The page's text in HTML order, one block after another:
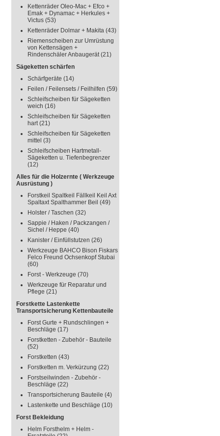
Kettenräder Oleo-Mac + Efco +
Emak + Dynamac + Herkules +
Victus (53)
Kettenräder Dolmar + Makita (43)
Riemenscheiben zur Umrüstung
von Kettensägen +
Rindenschäler Anbaugerät(21)
Sägeketten schärfen
Schärfgeräte (14)
Feilen / Feilensets / Feilhilfen (59)
Schleifscheiben für Sägeketten
weich (16)
Schleifscheiben für Sägeketten
hart(21)
Schleifscheiben für Sägeketten
mittel (3)
Schleifscheiben Hartmetall-
Sägeketten u. Tiefenbegrenzer
(12)
Alles für die Holzernte ( Werkzeuge
Ausrüstung )
Forstkeil Spaltkeil Fällkeil Keil Axt
Spaltaxt Spalthammer Beil (49)
Holster / Taschen (32)
Sappie / Haken / Packzangen /
Sichel / Heppe (40)
Kanister / Einfüllstutzen (26)
Werkzeuge BAHCO Bison Fiskars
Felco Freund Ochsenkopf Stubai
(60)
Forst - Werkzeuge (70)
Werkzeuge für Reparatur und
Pflege (21)
Forstkette Lastenkette
Transportsicherung Kettenbauteile
Forst Gurte + Rundschlingen +
Beschläge (17)
Forstketten - Zubehör - Bauteile
(52)
Forstketten (43)
Forstketten m. Verkürzung (22)
Forstseilwinden - Zubehör -
Beschläge (22)
Transportsicherung Bauteile (4)
Lastenkette und Beschläge (10)
Forst Bekleidung
Helm Forsthelm + Helm -